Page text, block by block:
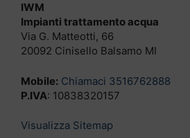
IWM
Impianti trattamento acqua
Via G. Matteotti, 66
20092 Cinisello Balsamo MI
Mobile: Chiamaci 3516762888
P.IVA: 10838320157
Visualizza Sitemap